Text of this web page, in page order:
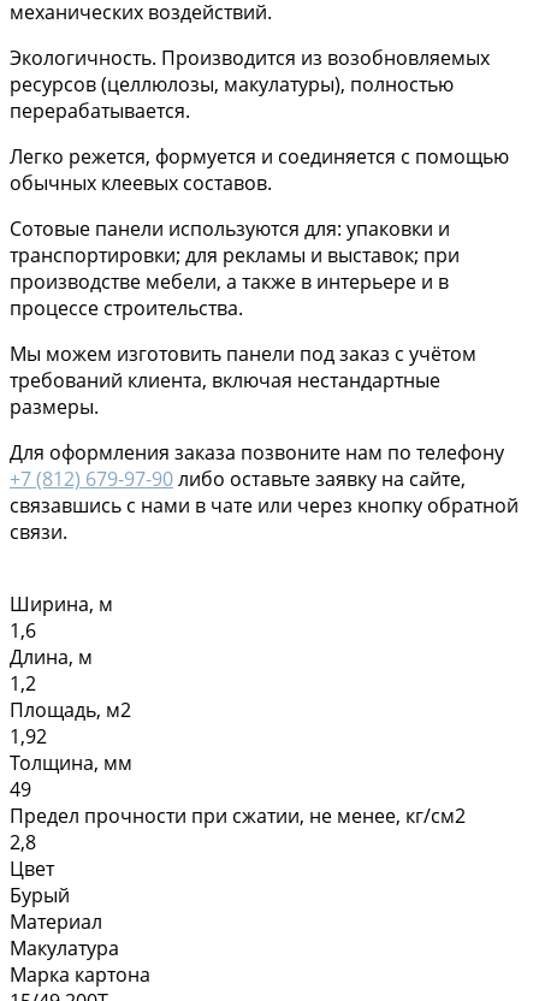
механических воздействий.
Экологичность. Производится из возобновляемых
ресурсов (целлюлозы, макулатуры), полностью
перерабатывается.
Легко режется, формуется и соединяется с помощью
обычных клеевых составов.
Сотовые панели используются для: упаковки и
транспортировки; для рекламы и выставок; при
производстве мебели, а также в интерьере и в
процессе строительства.
Мы можем изготовить панели под заказ с учётом
требований клиента, включая нестандартные
размеры.
Для оформления заказа позвоните нам по телефону
+7 (812) 679-97-90либо оставьте заявку на сайте,
связавшись с нами в чате или через кнопку обратной
связи.
Ширина, м
1,6
Длина, м
1,2
Площадь, м2
1,92
Толщина, мм
49
Предел прочности при сжатии, не менее, кг/см2
2,8
Цвет
Бурый
Материал
Макулатура
Марка картона